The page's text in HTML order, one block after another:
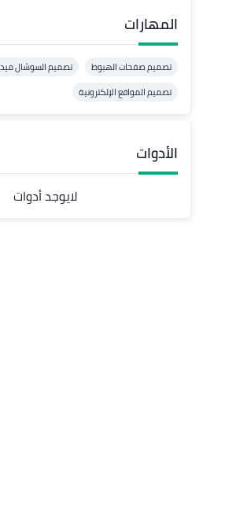
المهارات
تصميم صفحات الهبوط
تصميم السوشال
تصميم المواقع الإلكترونية
الأدوات
لايوجد أدوات